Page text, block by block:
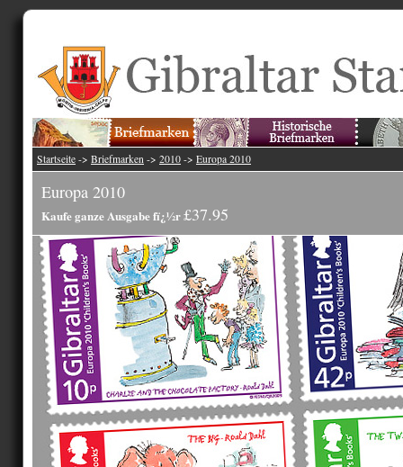
Startseite -> Briefmarken -> 2010 -> Europa 2010
Europa 2010
Kaufe ganze Ausgabe fï¿½r£37.95